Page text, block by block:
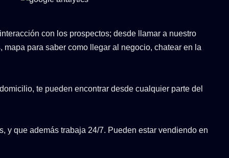
con los prospectos; desde llamar a nuestro
para saber como llegar al negocio, chatear en la
te pueden encontrar desde cualquier parte del
y que además trabaja 24/7. Pueden estar vendiendo en